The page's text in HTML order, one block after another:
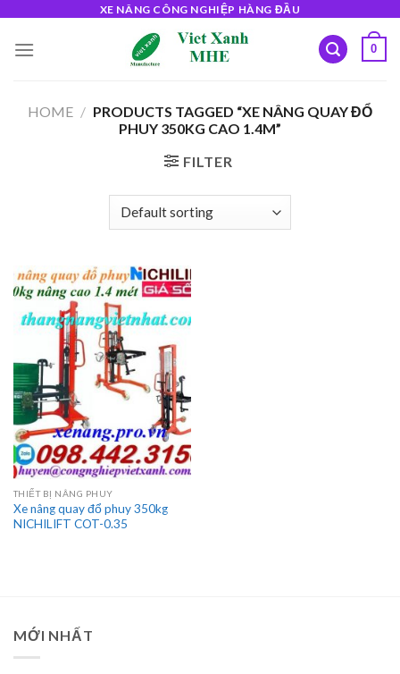
content
XE NÂNG CÔNG NGHIỆP HÀNG ĐẦU
0
HOME / PRODUCTS TAGGED “XE NÂNG QUAY ĐỔ
PHUY 350KG CAO 1.4M”
FILTER
THIẾT BỊ NÂNG PHUY
Xe nâng quay đổ phuy 350kg
NICHILIFT COT-0.35
MỚI NHẤT